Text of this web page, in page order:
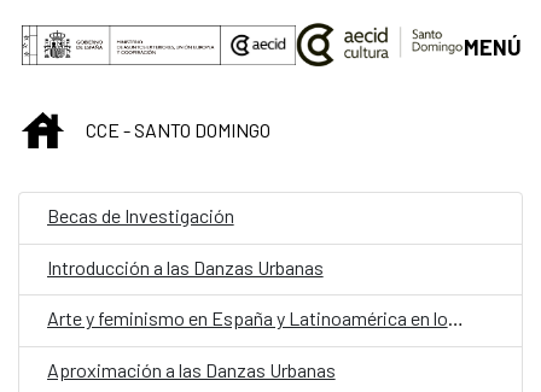
Saltar al contenido principal
MENÚ
INICIOCCE - SANTO DOMINGO
Becas de Investigación
Introducción a las Danzas Urbanas
Arte y feminismo en España y Latinoamérica en los años 70
Aproximación a las Danzas Urbanas